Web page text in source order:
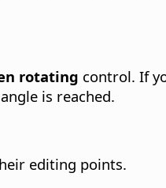
rotating control. If
is reached.
editing points.